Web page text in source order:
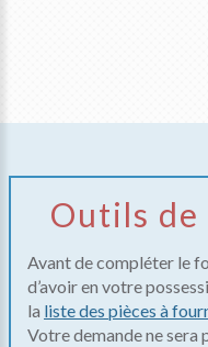
Outils
Avant de compléter le
d’avoir en votre
la liste des pièces à
Votre demande ne sera